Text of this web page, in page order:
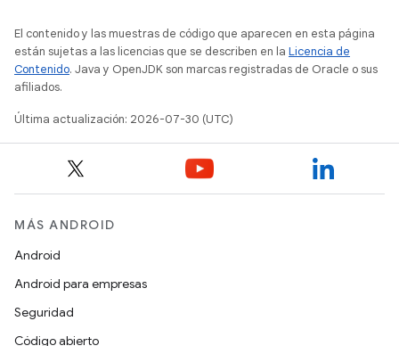
El contenido y las muestras de código que aparecen en esta página
están sujetas a las licencias que se describen en la Licencia de
Contenido. Java y OpenJDK son marcas registradas de Oracle o sus
afiliados.
Última actualización: 2026-07-30 (UTC)
MÁS ANDROID
Android
Android para empresas
Seguridad
Código abierto